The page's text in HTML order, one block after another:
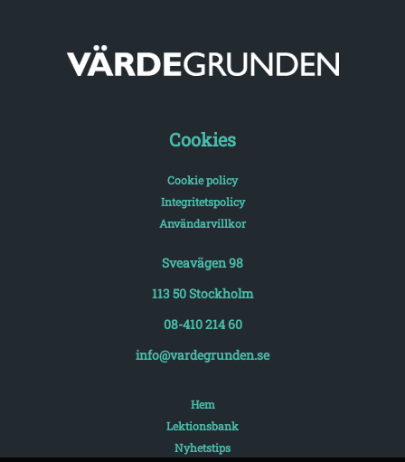
Cookies
Cookie policy
Integritetspolicy
Användarvillkor
Sveavägen 98
113 50 Stockholm
08-410 214 60
info@vardegrunden.se
Hem
Lektionsbank
Nyhetstips